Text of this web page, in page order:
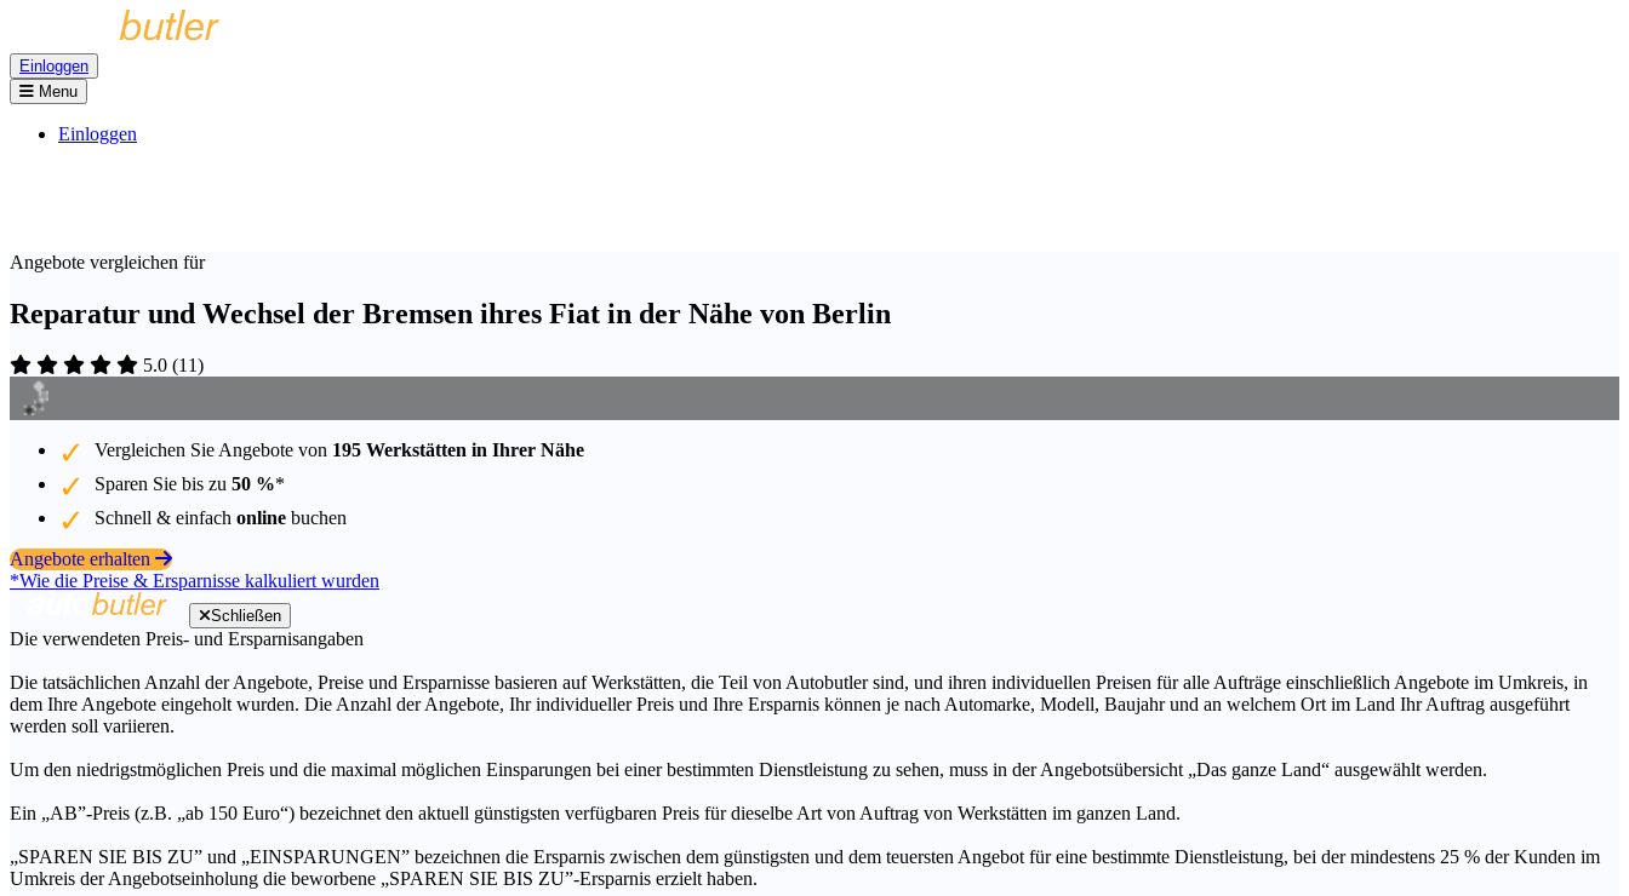
Einloggen
Menu
Einloggen
Angebote vergleichen für
Reparatur und Wechsel der Bremsen ihres Fiat in der Nähe von Berlin
5.0 (11)
Vergleichen Sie Angebote von 195 Werkstätten in Ihrer Nähe
Sparen Sie bis zu 50 %*
Schnell & einfach online buchen
Angebote erhalten
*Wie die Preise & Ersparnisse kalkuliert wurden
Schließen
Die verwendeten Preis- und Ersparnisangaben
Die tatsächlichen Anzahl der Angebote, Preise und Ersparnisse basieren auf Werkstätten, die Teil von Autobutler sind, und ihren individuellen Preisen für alle Aufträge einschließlich Angebote im Umkreis, in
dem Ihre Angebote eingeholt wurden. Die Anzahl der Angebote, Ihr individueller Preis und Ihre Ersparnis können je nach Automarke, Modell, Baujahr und an welchem Ort im Land Ihr Auftrag ausgeführt
werden soll variieren.
Um den niedrigstmöglichen Preis und die maximal möglichen Einsparungen bei einer bestimmten Dienstleistung zu sehen, muss in der Angebotsübersicht „Das ganze Land“ ausgewählt werden.
Ein „AB”-Preis (z.B. „ab 150 Euro“) bezeichnet den aktuell günstigsten verfügbaren Preis für dieselbe Art von Auftrag von Werkstätten im ganzen Land.
„SPAREN SIE BIS ZU” und „EINSPARUNGEN” bezeichnen die Ersparnis zwischen dem günstigsten und dem teuersten Angebot für eine bestimmte Dienstleistung, bei der mindestens 25 % der Kunden im
Umkreis der Angebotseinholung die beworbene „SPAREN SIE BIS ZU”-Ersparnis erzielt haben.